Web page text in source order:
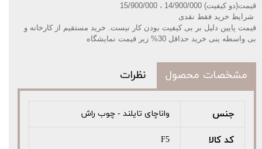
قیمت(دو کیفیت) 14/900/000 ، 15/900/000
️شرایط خرید فقط نقدی
قیمت پایین دلیل بر بی کیفیت بودن کار نیست. خرید مستقیم از کارخانه و
بی واسطه ینی خرید حداقل 30% زیر قیمت نمایشگاه
مشخصات محصول نظرات
جنس واناچای تایلند - چوب راش
کد کالا F5